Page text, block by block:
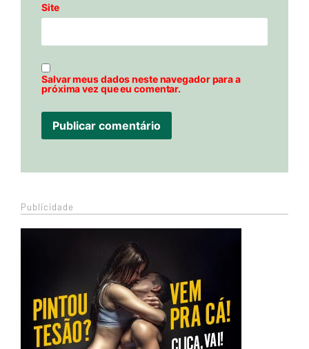
Site
Salvar meus dados neste navegador para a
próxima vez que eu comentar.
Publicidade